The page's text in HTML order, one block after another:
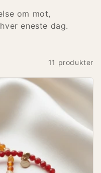
om mot,
eneste dag.
11 produkter